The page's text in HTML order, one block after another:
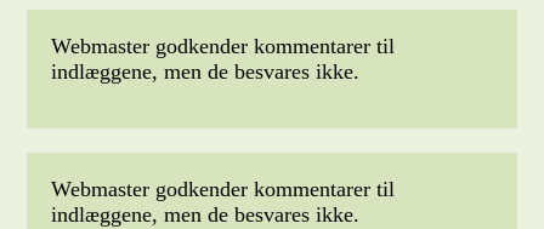
Webmaster godkender kommentarer til
indlæggene, men de besvares ikke.
Webmaster godkender kommentarer til
indlæggene, men de besvares ikke.